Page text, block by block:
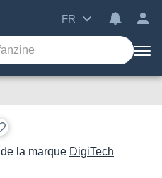
FR
de la marque DigiTech